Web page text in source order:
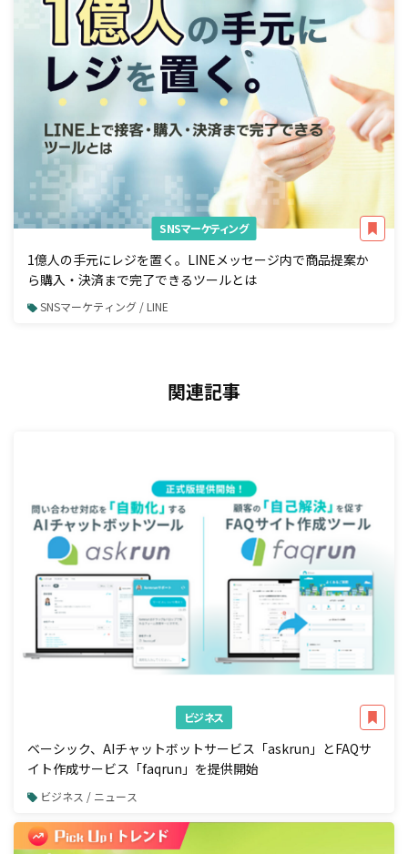
SNSマーケティング
1億人の手元にレジを置く。LINEメッセージ内で商品提案か
ら購入・決済まで完了できるツールとは
SNSマーケティング / LINE
関連記事
ビジネス
ベーシック、AIチャットボットサービス「askrun」とFAQサ
イト作成サービス「faqrun」を提供開始
ビジネス / ニュース